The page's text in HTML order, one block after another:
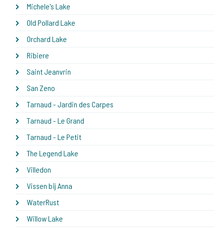
Michele's Lake
Old Pollard Lake
Orchard Lake
Ribiere
Saint Jeanvrin
San Zeno
Tarnaud - Jardin des Carpes
Tarnaud - Le Grand
Tarnaud - Le Petit
The Legend Lake
Villedon
Vissen bij Anna
WaterRust
Willow Lake